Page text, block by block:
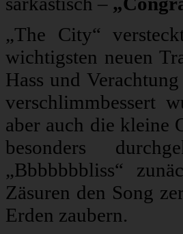
„The City“
wichtigsten neuen
Hass und
verschlimmbessert
aber auch die kleine
besonders
„Bbbbbbbliss“
Zäsuren den Song
Erden zaubern.